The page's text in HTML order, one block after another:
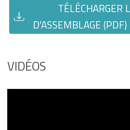
TÉLÉCHARGER
D'ASSEMBLAGE
VIDÉOS